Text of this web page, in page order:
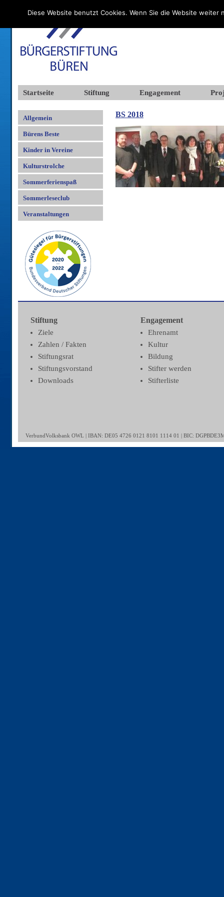
Startseite Stiftung Engagement
Allgemein
Bürens Beste
Kinder in Vereine
Kulturstrolche
Sommerferienspaß
Sommerleseclub
Veranstaltungen
BS 2018
Stiftung
Ziele
Zahlen / Fakten
Stiftungsrat
Stiftungsvorstand
Downloads
Engagement
Ehrenamt
Kultur
Bildung
Stifter werden
Stifterliste
VerbundVolksbank OWL | IBAN: DE05 4726 0121 8101 1114 01 | BIC:
Diese Website benutzt Cookies. Wenn Sie die Website